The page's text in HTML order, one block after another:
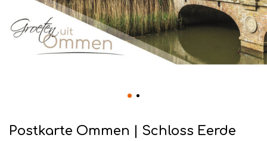
Postkarte Ommen | Schloss Eerde